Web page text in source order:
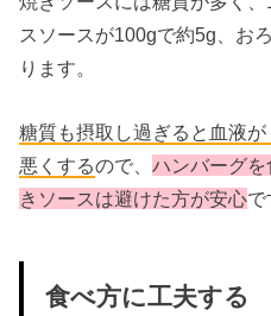
スソースが100gで約5g、お
ります。
糖質も摂取し過ぎると血液
悪くするので、ハンバーグ
きソースは避けた方が安心で
食べ方に工夫する